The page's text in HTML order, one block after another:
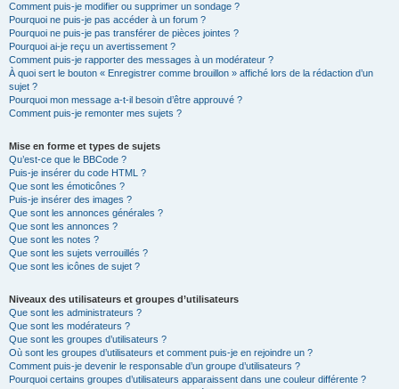
Comment puis-je modifier ou supprimer un sondage ?
Pourquoi ne puis-je pas accéder à un forum ?
Pourquoi ne puis-je pas transférer de pièces jointes ?
Pourquoi ai-je reçu un avertissement ?
Comment puis-je rapporter des messages à un modérateur ?
À quoi sert le bouton « Enregistrer comme brouillon » affiché lors de la rédaction d’un
sujet ?
Pourquoi mon message a-t-il besoin d’être approuvé ?
Comment puis-je remonter mes sujets ?
Mise en forme et types de sujets
Qu’est-ce que le BBCode ?
Puis-je insérer du code HTML ?
Que sont les émoticônes ?
Puis-je insérer des images ?
Que sont les annonces générales ?
Que sont les annonces ?
Que sont les notes ?
Que sont les sujets verrouillés ?
Que sont les icônes de sujet ?
Niveaux des utilisateurs et groupes d’utilisateurs
Que sont les administrateurs ?
Que sont les modérateurs ?
Que sont les groupes d’utilisateurs ?
Où sont les groupes d’utilisateurs et comment puis-je en rejoindre un ?
Comment puis-je devenir le responsable d’un groupe d’utilisateurs ?
Pourquoi certains groupes d’utilisateurs apparaissent dans une couleur différente ?